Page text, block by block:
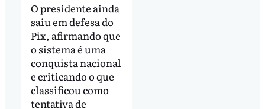
O presidente ainda
saiu em defesa do
Pix, afirmando que
o sistema é uma
conquista nacional
e criticando o que
classificou como
tentativa de